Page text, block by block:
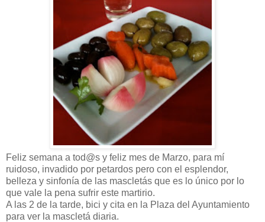
Feliz semana a tod@s y feliz mes de Marzo, para mí
ruidoso, invadido por petardos pero con el esplendor,
belleza y sinfonía de las mascletás que es lo único por lo
que vale la pena sufrir este martirio.
A las 2 de la tarde, bici y cita en la Plaza del Ayuntamiento
para ver la mascletá diaria.